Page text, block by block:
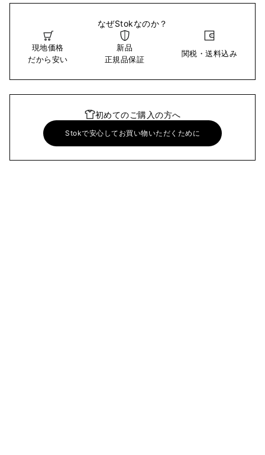
なぜStokなのか？
現地価格
だから安い
新品
正規品保証
関税・送料込み
初めてのご購入の方へ
Stokで安心してお買い物いただくために